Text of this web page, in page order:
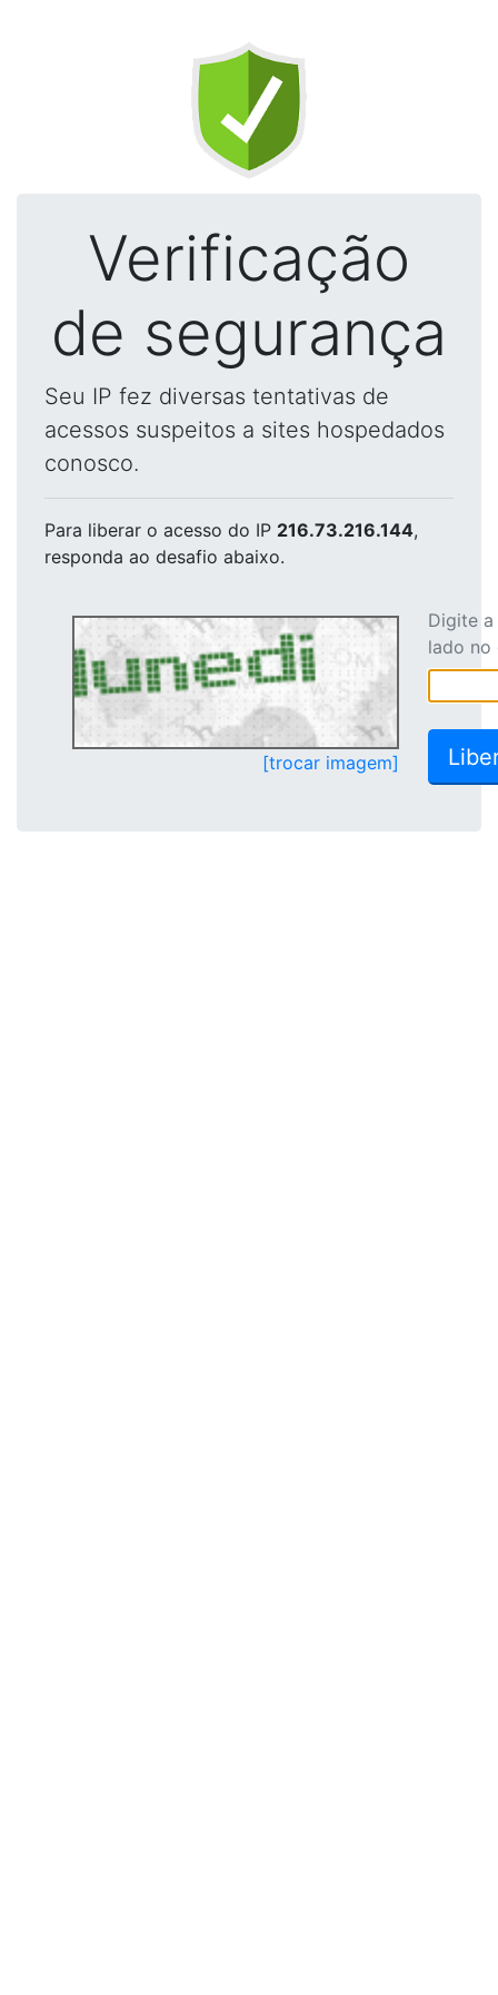
Verificação
de segurança
Seu IP fez diversas tentativas de
acessos suspeitos a sites hospedados
conosco.
Para liberar o acesso do IP 216.73.216.144,
responda ao desafio abaixo.
[trocar imagem]
Digite
lado no